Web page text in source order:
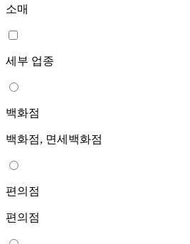
소매
세부 업종
백화점
백화점, 면세백화점
편의점
편의점